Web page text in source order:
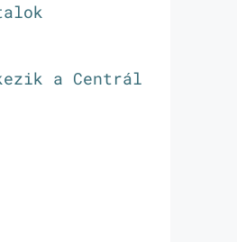
a Centrál